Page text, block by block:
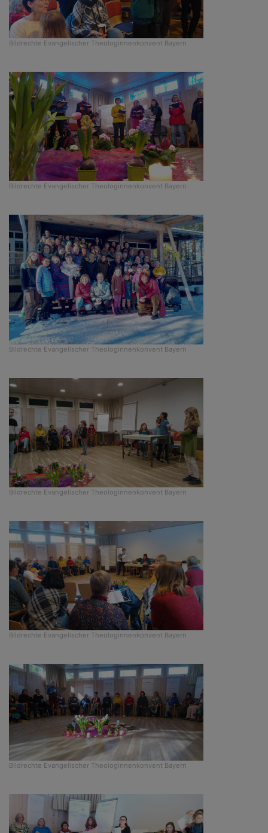
Bildrechte Evangelischer Theologinnenkonvent Bayern
Bildrechte Evangelischer Theologinnenkonvent Bayern
Bildrechte Evangelischer Theologinnenkonvent Bayern
Bildrechte Evangelischer Theologinnenkonvent Bayern
Bildrechte Evangelischer Theologinnenkonvent Bayern
Bildrechte Evangelischer Theologinnenkonvent Bayern